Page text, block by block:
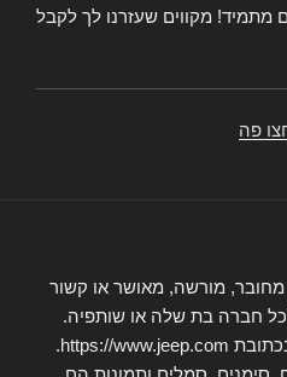
מתמיד! מקווים שעזרנו לך לקבל
פה
מחובר, מורשה, מאושר או קשור
חברה בת שלה או שותפיה.
האתר הרשמי של ג'יפ נמצא בכתובת https://www.jeep.com.